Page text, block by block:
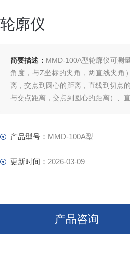
轮廓仪
简要描述： MMD-100A型轮廓仪可测
角度，与Z坐标的夹角，两直线夹角
离，交点到圆心的距离，直线到切点
与交点距离，交点到圆心的距离）、
产品型号： MMD-100A型
更新时间： 2026-03-09
产品咨询